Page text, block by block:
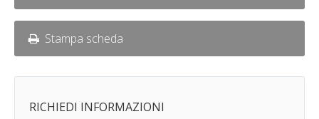
Stampa scheda
RICHIEDI INFORMAZIONI